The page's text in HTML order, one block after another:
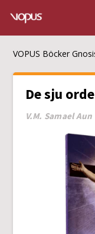
VOPUS Böcker
De sju
V.M. Samael Aun